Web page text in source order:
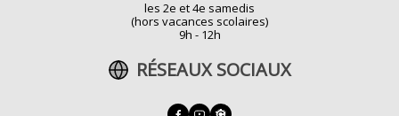
les 2e et 4e samedis
(hors vacances scolaires)
9h - 12h
RÉSEAUX SOCIAUX